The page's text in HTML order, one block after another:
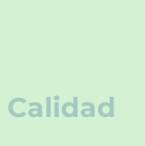
Calidad